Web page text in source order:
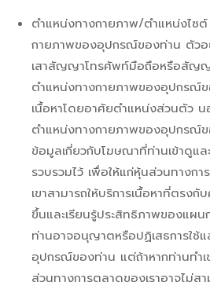
ตำแหน่งทางกายภาพ/ตำแหน่งไซต์
กายภาพของอุปกรณ์ของท่าน ตัวอ
เสาสัญญาโทรศัพท์มือถือหรือสัญญ
ตำแหน่งทางกายภาพของอุปกรณ์ข
เนื้อหาโดยอาศัยตำแหน่งส่วนตัว น
ตำแหน่งทางกายภาพของอุปกรณ์
ข้อมูลเกี่ยวกับโฆษณาที่ท่านเข้าดูแล
รวบรวมไว้ เพื่อให้แก่หุ้นส่วนทางกา
เขาสามารถให้บริการเนื้อหาที่ตรง
ขึ้นและเรียนรู้ประสิทธิภาพของแผ
ท่านอาจอนุญาตหรือปฏิเสธการใช้
อุปกรณ์ของท่าน แต่ถ้าหากท่านทำเ
ส่วนทางการตลาดของเราอาจไม่สา